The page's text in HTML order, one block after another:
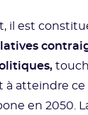
il est
à atteindre
en 2050.